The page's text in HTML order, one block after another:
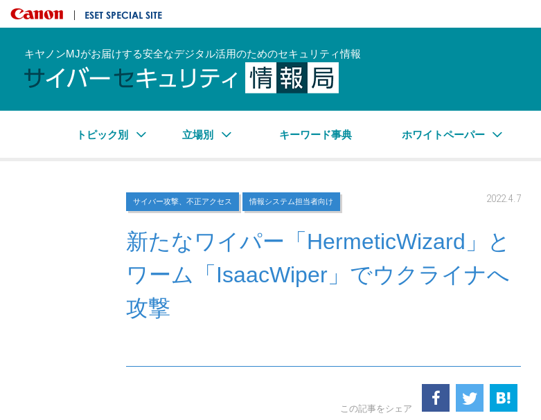
キヤノンマーケティングジャパン株式会社
キヤノンMJがお届けする安全なデジタル活用のためのセキュリティ情報
トピック別 立場別 キーワード事典 ホワイトペーパー
サイバー攻撃、不正アクセス 情報システム担当者向け 2022.4.7
新たなワイパー「HermeticWizard」と
ワーム「IsaacWiper」でウクライナへ
攻撃
この記事をシェア